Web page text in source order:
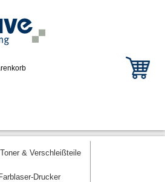
& Verschleißteile
Drucker